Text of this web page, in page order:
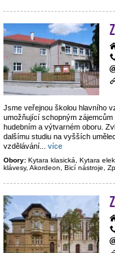
Jsme veřejnou školou hlavního
umožňující schopným
hudebním a výtvarném oboru.
dalšímu studiu na vyšších
vzdělávání
více
Obory: Kytara klasická, Kytara
klávesy, Akordeon, Bicí nástroje,